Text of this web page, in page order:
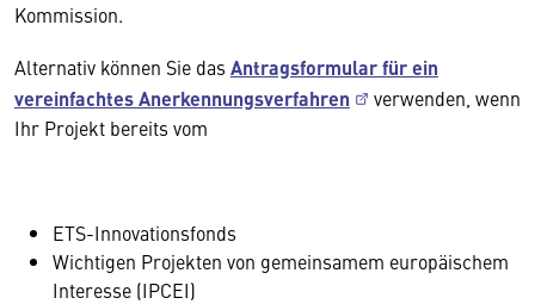
Kommission.
Alternativ können Sie das Antragsformular für ein
vereinfachtes Anerkennungsverfahren
verwenden, wenn
Ihr Projekt bereits vom
ETS-Innovationsfonds
Wichtigen Projekten von gemeinsamem europäischem
Interesse (IPCEI)